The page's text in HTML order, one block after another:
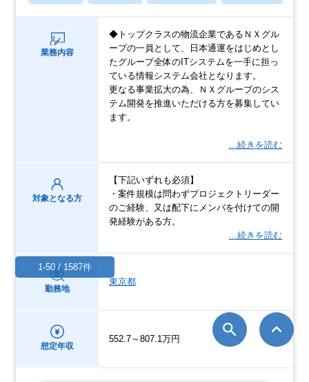
業務内容
◆トップクラスの物流企業であるＮＸグル
ープの一員として、日本通運をはじめとし
たグループ全体のITシステムを一手に担っ
ている情報システム会社となります。
更なる事業拡大の為、ＮＸグループのシス
テム開発を推進いただける方を募集してい
ます。
…続きを読む
対象となる方
【下記いずれも必須】
・案件規模は問わずプロジェクトリーダー
のご経験、又は配下にメンバを付けての開
発経験がある方。
…続きを読む
勤務地
東京都
想定年収
552.7～807.1万円
1-50 / 1587件